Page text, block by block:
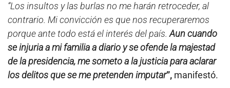
“Los insultos y las burlas no me harán retroceder, al
contrario. Mi convicción es que nos recuperaremos
porque ante todo está el interés del país.Aun cuando
se injuria a mi familia a diario y se ofende la majestad
de la presidencia, me someto a la justicia para aclarar
los delitos que se me pretenden imputar”, manifestó.